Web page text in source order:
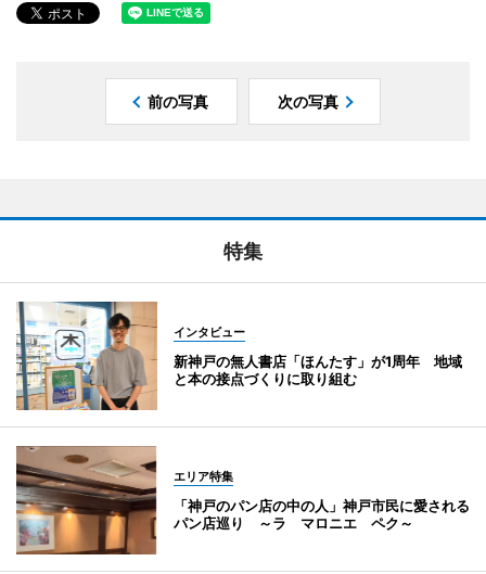
前の写真 次の写真
特集
インタビュー
新神戸の無人書店「ほんたす」が1周年 地域
と本の接点づくりに取り組む
エリア特集
「神戸のパン店の中の人」神戸市民に愛される
パン店巡り ～ラ マロニエ ペク～